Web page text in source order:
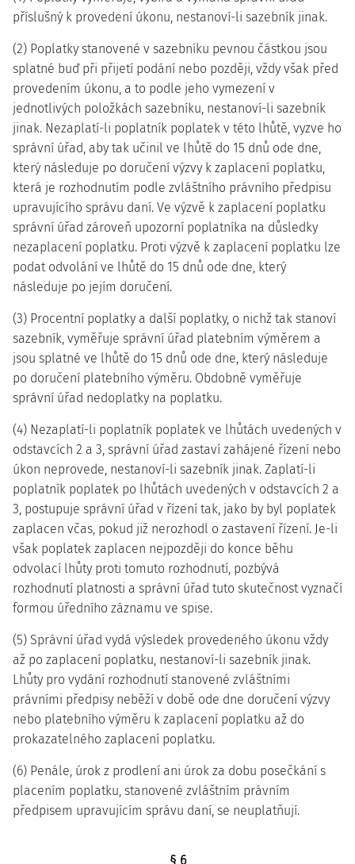
příslušný k provedení úkonu, nestanoví-li sazebník jinak.
(2) Poplatky stanovené v sazebníku pevnou částkou jsou
splatné buď při přijetí podání nebo později, vždy však před
provedením úkonu, a to podle jeho vymezení v
jednotlivých položkách sazebníku, nestanoví-li sazebník
jinak. Nezaplatí-li poplatník poplatek v této lhůtě, vyzve ho
správní úřad, aby tak učinil ve lhůtě do 15 dnů ode dne,
který následuje po doručení výzvy k zaplacení poplatku,
která je rozhodnutím podle zvláštního právního předpisu
upravujícího správu daní. Ve výzvě k zaplacení poplatku
správní úřad zároveň upozorní poplatníka na důsledky
nezaplacení poplatku. Proti výzvě k zaplacení poplatku lze
podat odvolání ve lhůtě do 15 dnů ode dne, který
následuje po jejím doručení.
(3) Procentní poplatky a další poplatky, o nichž tak stanoví
sazebník, vyměřuje správní úřad platebním výměrem a
jsou splatné ve lhůtě do 15 dnů ode dne, který následuje
po doručení platebního výměru. Obdobně vyměřuje
správní úřad nedoplatky na poplatku.
(4) Nezaplatí-li poplatník poplatek ve lhůtách uvedených v
odstavcích 2 a 3, správní úřad zastaví zahájené řízení nebo
úkon neprovede, nestanoví-li sazebník jinak. Zaplatí-li
poplatník poplatek po lhůtách uvedených v odstavcích 2 a
3, postupuje správní úřad v řízení tak, jako by byl poplatek
zaplacen včas, pokud již nerozhodl o zastavení řízení. Je-li
však poplatek zaplacen nejpozději do konce běhu
odvolací lhůty proti tomuto rozhodnutí, pozbývá
rozhodnutí platnosti a správní úřad tuto skutečnost vyznačí
formou úředního záznamu ve spise.
(5) Správní úřad vydá výsledek provedeného úkonu vždy
až po zaplacení poplatku, nestanoví-li sazebník jinak.
Lhůty pro vydání rozhodnutí stanovené zvláštními
právními předpisy neběží v době ode dne doručení výzvy
nebo platebního výměru k zaplacení poplatku až do
prokazatelného zaplacení poplatku.
(6) Penále, úrok z prodlení ani úrok za dobu posečkání s
placením poplatku, stanovené zvláštním právním
předpisem upravujícím správu daní, se neuplatňují.
§ 6